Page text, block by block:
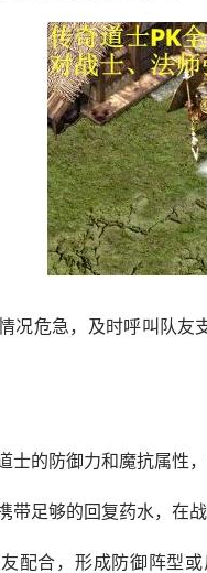
况危急，及时呼叫队友
士的防御力和魔抗属性
带足够的回复药水，在
配合，形成防御阵型